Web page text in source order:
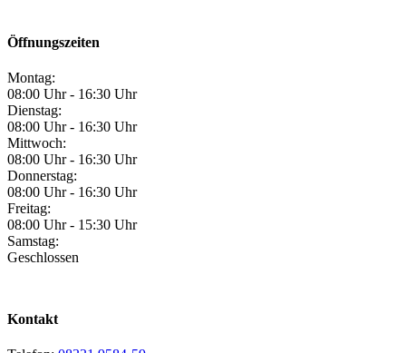
Öffnungszeiten
Montag:
08:00 Uhr - 16:30 Uhr
Dienstag:
08:00 Uhr - 16:30 Uhr
Mittwoch:
08:00 Uhr - 16:30 Uhr
Donnerstag:
08:00 Uhr - 16:30 Uhr
Freitag:
08:00 Uhr - 15:30 Uhr
Samstag:
Geschlossen
Kontakt